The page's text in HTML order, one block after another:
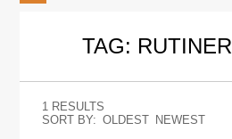
TAG: RUTINER
1 RESULTS
SORT BY: OLDEST NEWEST